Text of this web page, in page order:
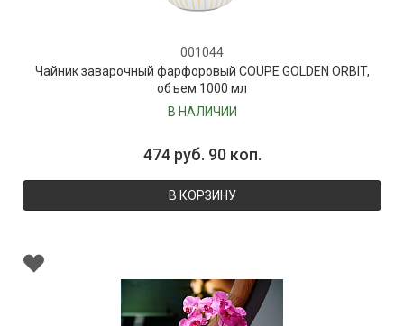
001044
Чайник заварочный фарфоровый COUPE GOLDEN ORBIT,
объем 1000 мл
В НАЛИЧИИ
474 руб. 90 коп.
В КОРЗИНУ